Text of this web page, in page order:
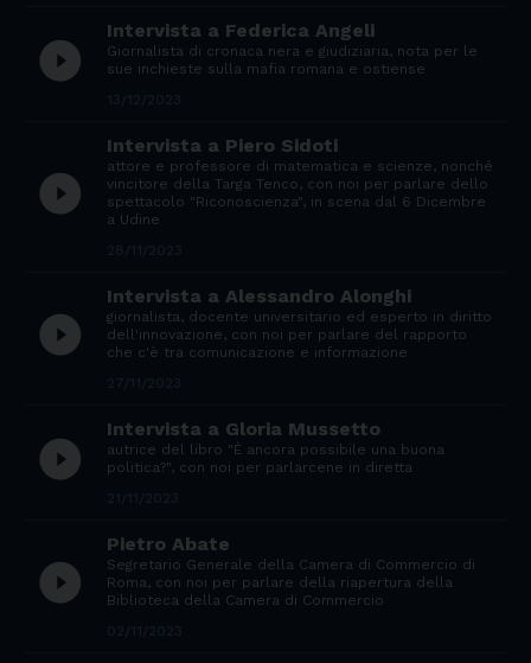
play_circle_filled
Intervista a Federica Angeli
Giornalista di cronaca nera e giudiziaria, nota per le
sue inchieste sulla mafia romana e ostiense
play_circle_filled
Intervista a Piero Sidoti
attore e professore di matematica e scienze, nonché
vincitore della Targa Tenco, con noi per parlare dello
spettacolo "Riconoscienza", in scena dal 6 Dicembre
a Udine
play_circle_filled
Intervista a Alessandro Alonghi
giornalista, docente universitario ed esperto in diritto
dell'innovazione, con noi per parlare del rapporto
che c'è tra comunicazione e informazione
play_circle_filled
Intervista a Gloria Mussetto
autrice del libro "È ancora possibile una buona
politica?", con noi per parlarcene in diretta
play_circle_filled
Pietro Abate
Segretario Generale della Camera di Commercio di
Roma, con noi per parlare della riapertura della
Biblioteca della Camera di Commercio